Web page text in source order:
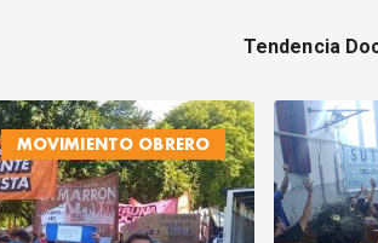
Tendencia
MOVIMIENTO OBRERO